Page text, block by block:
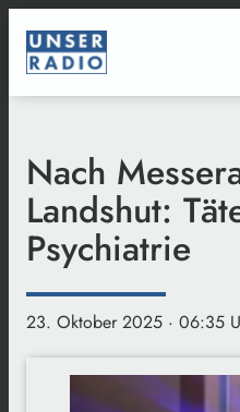
Nach
Landshut:
Psychiatrie
23. Oktober 2025 · 06:35